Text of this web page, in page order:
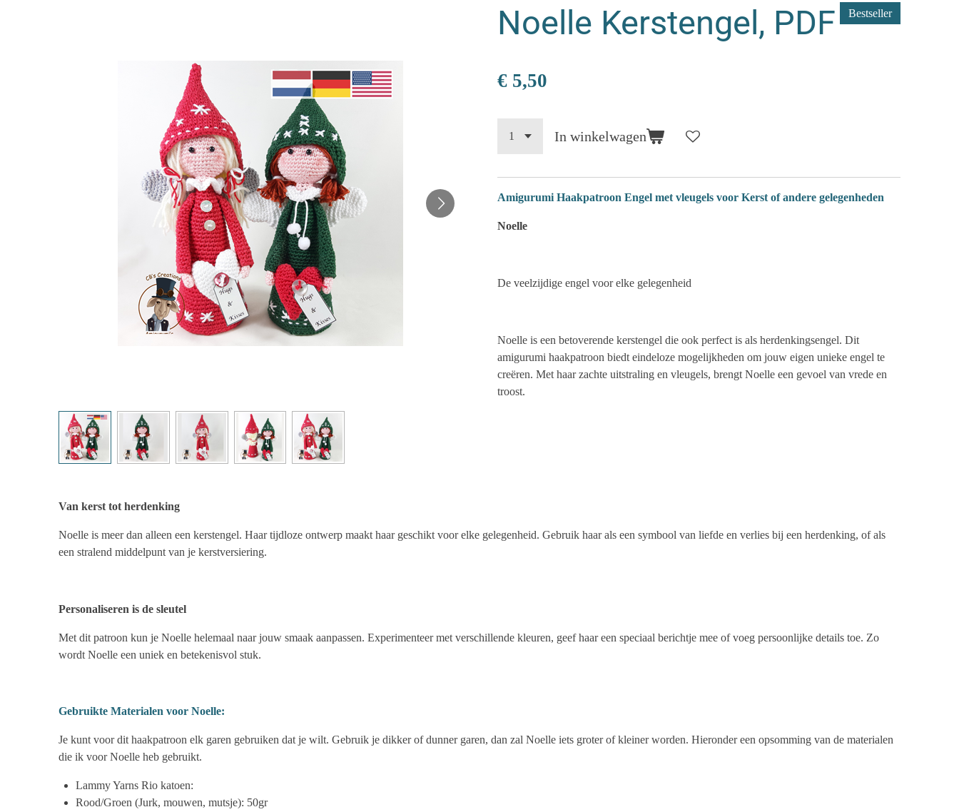
Noelle Kerstengel, PDF Bestseller
€ 5,50
In winkelwagen
Amigurumi Haakpatroon Engel met vleugels voor Kerst of andere gelegenheden
Noelle
De veelzijdige engel voor elke gelegenheid
Noelle is een betoverende kerstengel die ook perfect is als herdenkingsengel. Dit
amigurumi haakpatroon biedt eindeloze mogelijkheden om jouw eigen unieke engel te
creëren. Met haar zachte uitstraling en vleugels, brengt Noelle een gevoel van vrede en
troost.
Van kerst tot herdenking
Noelle is meer dan alleen een kerstengel. Haar tijdloze ontwerp maakt haar geschikt voor elke gelegenheid. Gebruik haar als een symbool van liefde en verlies bij een herdenking, of als
een stralend middelpunt van je kerstversiering.
Personaliseren is de sleutel
Met dit patroon kun je Noelle helemaal naar jouw smaak aanpassen. Experimenteer met verschillende kleuren, geef haar een speciaal berichtje mee of voeg persoonlijke details toe. Zo
wordt Noelle een uniek en betekenisvol stuk.
Gebruikte Materialen voor Noelle:
Je kunt voor dit haakpatroon elk garen gebruiken dat je wilt. Gebruik je dikker of dunner garen, dan zal Noelle iets groter of kleiner worden. Hieronder een opsomming van de materialen
die ik voor Noelle heb gebruikt.
Lammy Yarns Rio katoen:
Rood/Groen (Jurk, mouwen, mutsje): 50gr